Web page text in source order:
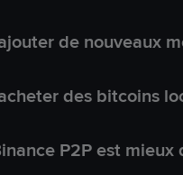
de nouveaux
des bitcoins
P2P est